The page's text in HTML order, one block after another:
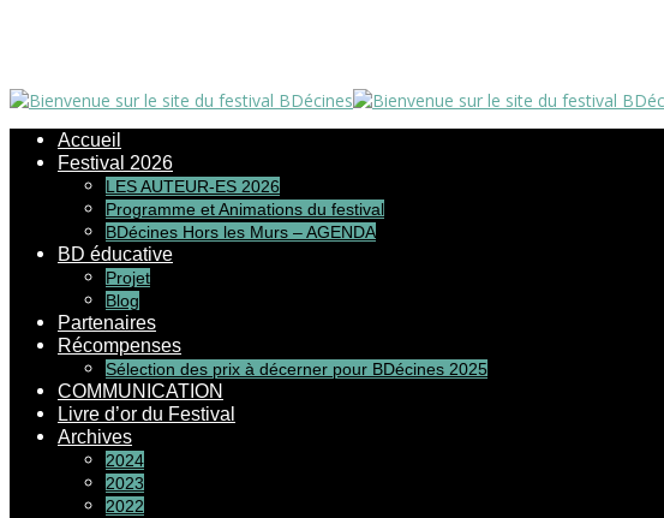
Accueil
Festival 2026
LES AUTEUR-ES 2026
Programme et Animations du festival
BDécines Hors les Murs – AGENDA
BD éducative
Projet
Blog
Partenaires
Récompenses
Sélection des prix à décerner pour BDécines 2025
COMMUNICATION
Livre d’or du Festival
Archives
2024
2023
2022